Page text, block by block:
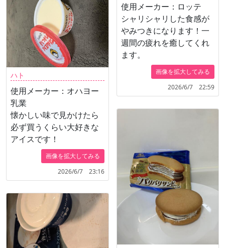
ハト
使用メーカー：オハヨー
乳業
懐かしい味で見かけたら
必ず買うくらい大好きな
アイスです！
画像を拡大してみる
2026/6/7 23:16
使用メーカー：ロッテ
シャリシャリした食感が
やみつきになります！一
週間の疲れを癒してくれ
ます。
画像を拡大してみる
2026/6/7 22:59